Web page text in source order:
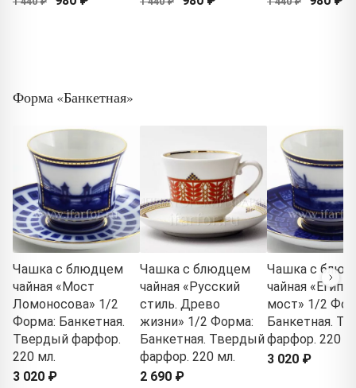
Форма «Банкетная»
Чашка с блюдцем
чайная «Мост
Ломоносова» 1/2
Форма: Банкетная.
Твердый фарфор.
220 мл.
3 020 ₽
Чашка с блюдцем
чайная «Русский
стиль. Древо
жизни» 1/2 Форма:
Банкетная. Твердый
фарфор. 220 мл.
2 690 ₽
Чашка с
чайная
мост» 1/2
Банкетная.
фарфор. 220
3 020 ₽